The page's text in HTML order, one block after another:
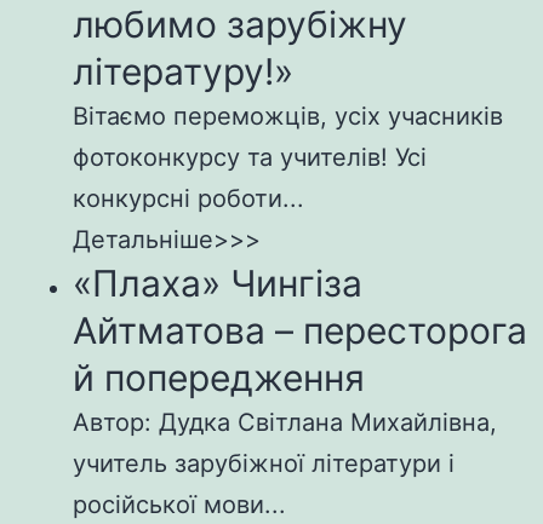
любимо зарубіжну
літературу!»
Вітаємо переможців, усіх учасників
фотоконкурсу та учителів! Усі
конкурсні роботи...
Детальніше>>>
«Плаха» Чингіза
Айтматова – пересторога
й попередження
Автор: Дудка Світлана Михайлівна,
учитель зарубіжної літератури і
російської мови...